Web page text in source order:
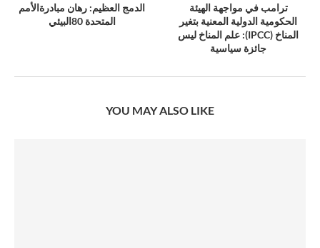
ترامب في مواجهة الهيئة
الحكومية الدولية المعنية بتغير
المناخ (IPCC): علم المناخ ليس
جائزة سياسية
الدمج العظيم: رهان مبادرةالأمم
المتحدة 80البيئي
YOU MAY ALSO LIKE